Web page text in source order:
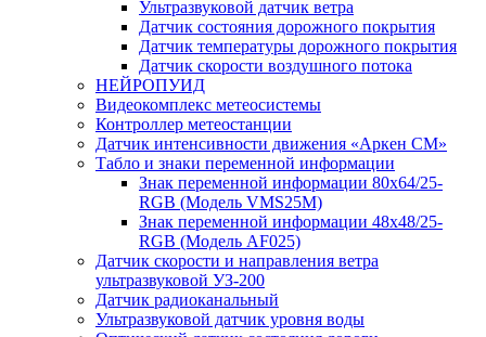
Ультразвуковой датчик ветра
Датчик состояния дорожного покрытия
Датчик температуры дорожного покрытия
Датчик скорости воздушного потока
НЕЙРОПУИД
Видеокомплекс метеосистемы
Контроллер метеостанции
Датчик интенсивности движения «Аркен СМ»
Табло и знаки переменной информации
Знак переменной информации 80х64/25-
RGB (Модель VMS25M)
Знак переменной информации 48х48/25-
RGB (Модель АF025)
Датчик скорости и направления ветра
ультразвуковой УЗ-200
Датчик радиоканальный
Ультразвуковой датчик уровня воды